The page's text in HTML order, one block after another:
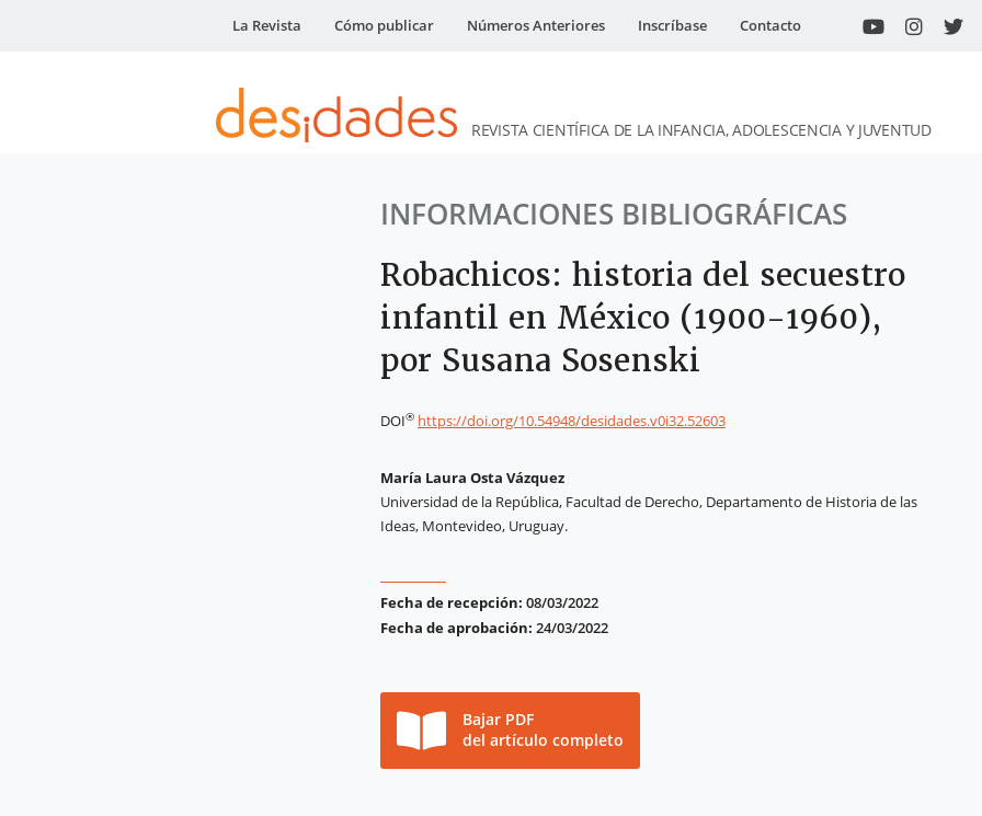
La Revista Cómo publicar Números Anteriores Inscríbase Contacto
DESidades
REVISTA CIENTÍFICA DE LA INFANCIA, ADOLESCENCIA Y JUVENTUD
INFORMACIONES BIBLIOGRÁFICAS
Robachicos: historia del secuestro
infantil en México (1900-1960),
por Susana Sosenski
DOI® https://doi.org/10.54948/desidades.v0i32.52603
María Laura Osta Vázquez
Universidad de la República, Facultad de Derecho, Departamento de Historia de las
Ideas, Montevideo, Uruguay.
Fecha de recepción: 08/03/2022
Fecha de aprobación: 24/03/2022
Bajar PDF
del artículo completo